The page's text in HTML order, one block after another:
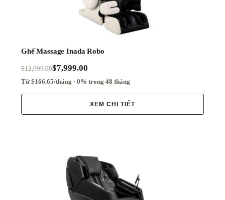
Ghế Massage Inada Robo
$12,999.00$7,999.00
Từ $166.65/tháng · 0% trong 48 tháng
XEM CHI TIẾT